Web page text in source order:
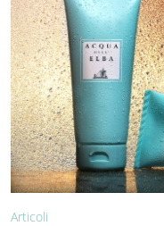
Articoli